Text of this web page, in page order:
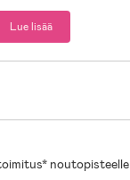
Lue lisää
noutopisteelle